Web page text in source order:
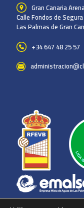
Gran Canaria
Calle Fondos de
Las Palmas de Gran
+34 647 48 25 57